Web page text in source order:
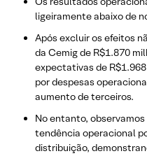
ligeiramente abaixo de
Após excluir os efeitos
da Cemig de R$1.870
expectativas de
por despesas
aumento de terceiros.
No entanto,
tendência operacional
distribuição,